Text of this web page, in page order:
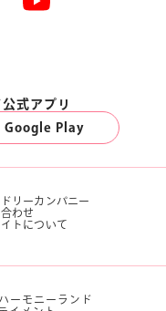
式アプリ
Google Play
リーカンパニー
わせ
トについて
ハーモニーランド